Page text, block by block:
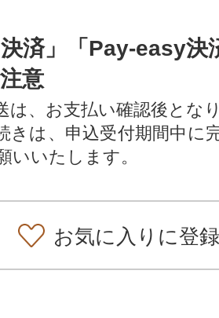
決済」「Pay-easy決
意
は、お支払い確認後とな
きは、申込受付期間中に
いいたします。
お気に入りに登録